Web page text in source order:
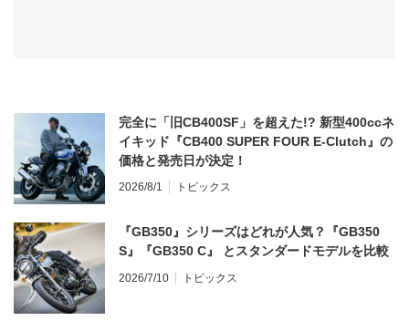
完全に「旧CB400SF」を超えた!? 新型400ccネ
イキッド『CB400 SUPER FOUR E-Clutch』の
価格と発売日が決定！
2026/8/1 トピックス
『GB350』シリーズはどれが人気？『GB350
S』『GB350 C』 とスタンダードモデルを比較
2026/7/10 トピックス